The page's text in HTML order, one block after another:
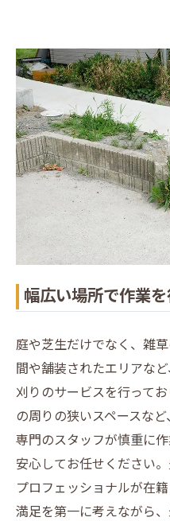
幅広い場所で作業
庭や芝生だけでなく、雑
間や舗装されたエリアな
刈りのサービスを行って
の周りの狭いスペースな
専門のスタッフが慎重に
安心してお任せください
プロフェッショナルが在
満足を第一に考えながら